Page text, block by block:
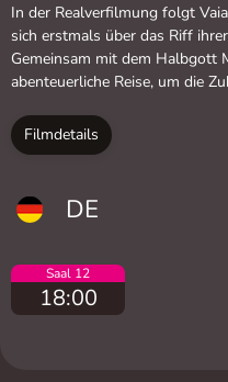
In der Realverfilmung folgt
sich erstmals über das Riff
Gemeinsam mit dem Halbgott
abenteuerliche Reise, um die
Filmdetails
DE
Saal 12
18:00